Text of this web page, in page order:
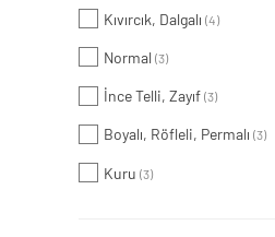
Kıvırcık, Dalgalı (4)
Normal (3)
İnce Telli, Zayıf (3)
Boyalı, Röfleli, Permalı (3)
Kuru (3)